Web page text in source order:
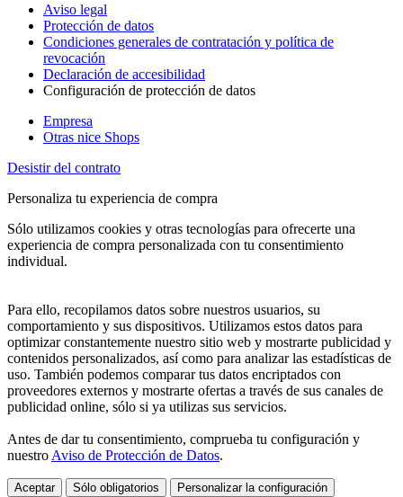
Aviso legal
Protección de datos
Condiciones generales de contratación y política de
revocación
Declaración de accesibilidad
Configuración de protección de datos
Empresa
Otras nice Shops
Desistir del contrato
Personaliza tu experiencia de compra
Sólo utilizamos cookies y otras tecnologías para ofrecerte una
experiencia de compra personalizada con tu consentimiento
individual.
Para ello, recopilamos datos sobre nuestros usuarios, su
comportamiento y sus dispositivos. Utilizamos estos datos para
optimizar constantemente nuestro sitio web y mostrarte publicidad y
contenidos personalizados, así como para analizar las estadísticas de
uso. También podemos comparar tus datos encriptados con
proveedores externos y mostrarte ofertas a través de sus canales de
publicidad online, sólo si ya utilizas sus servicios.
Antes de dar tu consentimiento, comprueba tu configuración y
nuestro Aviso de Protección de Datos.
Aceptar Sólo obligatorios Personalizar la configuración